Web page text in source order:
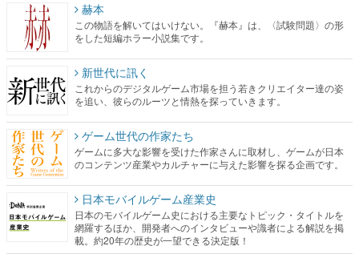
赫本
この物語を解いてはいけない。『赫本』は、〈試験問題〉の形
をした短編ホラー小説集です。
新世代に訊く
これからのデジタルゲーム市場を担う若きクリエイター達の姿
を追い、彼らのルーツと情熱を探っていきます。
ゲーム世代の作家たち
ゲームに多大な影響を受けた作家さんに取材し、ゲームが日本
のコンテンツ産業やカルチャーに与えた影響を探る企画です。
日本モバイルゲーム産業史
日本のモバイルゲーム史における主要なトピック・タイトルを
網羅するほか、開発者へのインタビューや識者による解説を掲
載。約20年の歴史が一望できる決定版！